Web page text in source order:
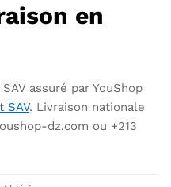
en
assuré par YouShop
SAV. Livraison nationale
dz.com ou +213